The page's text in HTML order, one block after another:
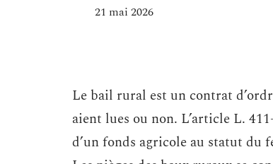
21 mai 2026
Le bail rural est un contrat
aient lues ou non. L’article L.
d’un fonds agricole au statut du